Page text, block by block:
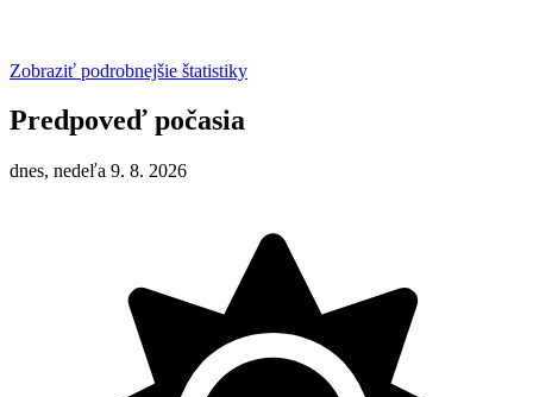
Zobraziť podrobnejšie štatistiky
Predpoveď počasia
dnes, nedeľa 9. 8. 2026